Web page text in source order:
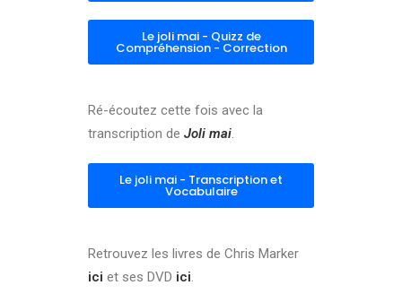
Le joli mai - Quizz de
Compréhension - Correction
Ré-écoutez cette fois avec la
transcription de Joli mai.
Le joli mai - Transcription et
Vocabulaire
Retrouvez les livres de Chris Marker
ici et ses DVD ici.